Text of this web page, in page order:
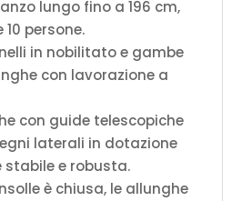
lungo fino a 196 cm,
persone.
in nobilitato e gambe
con lavorazione a
con guide telescopiche
laterali in dotazione
stabile e robusta.
è chiusa, le allunghe